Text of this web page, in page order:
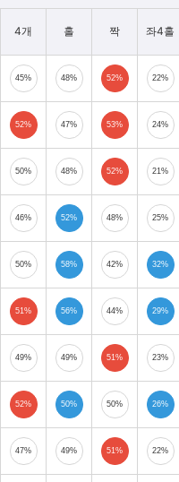
4개 홀 짝 좌4홀
45% 48% 52% 22%
52% 47% 53% 24%
50% 48% 52% 21%
46% 52% 48% 25%
50% 58% 42% 32%
51% 56% 44% 29%
49% 49% 51% 23%
52% 50% 50% 26%
47% 49% 51% 22%